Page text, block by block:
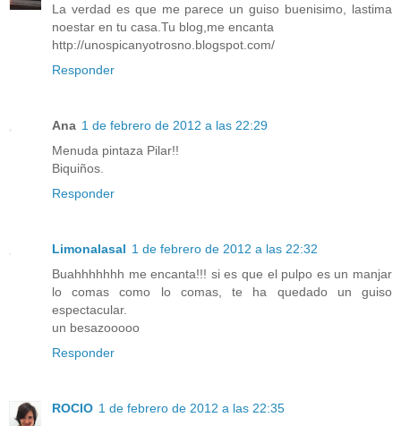
La verdad es que me parece un guiso buenisimo, lastima
noestar en tu casa.Tu blog,me encanta
http://unospicanyotrosno.blogspot.com/
Responder
Ana 1 de febrero de 2012 a las 22:29
Menuda pintaza Pilar!!
Biquiños.
Responder
Limonalasal 1 de febrero de 2012 a las 22:32
Buahhhhhhh me encanta!!! si es que el pulpo es un manjar
lo comas como lo comas, te ha quedado un guiso
espectacular.
un besazooooo
Responder
ROCIO 1 de febrero de 2012 a las 22:35